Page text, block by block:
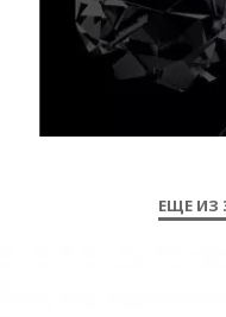
ЕЩЕ ИЗ